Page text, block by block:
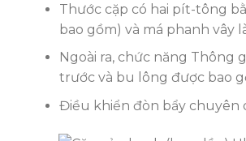
Thước cặp có hai pít-tông
bao gồm) và má phanh vây
Ngoài ra, chức năng
trước và bu lông được bao
Điều khiển đòn bẩy chuyên